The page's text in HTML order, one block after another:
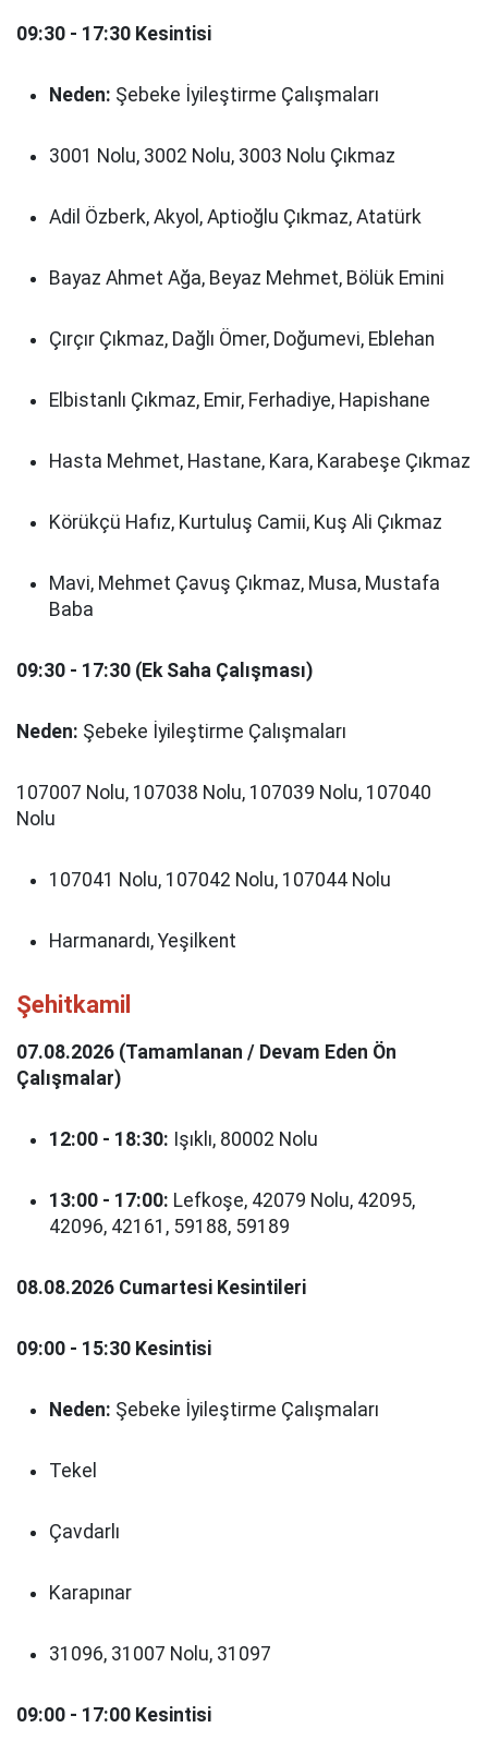
09:30 - 17:30 Kesintisi
Neden: Şebeke İyileştirme Çalışmaları
3001 Nolu, 3002 Nolu, 3003 Nolu Çıkmaz
Adil Özberk, Akyol, Aptioğlu Çıkmaz, Atatürk
Bayaz Ahmet Ağa, Beyaz Mehmet, Bölük Emini
Çırçır Çıkmaz, Dağlı Ömer, Doğumevi, Eblehan
Elbistanlı Çıkmaz, Emir, Ferhadiye, Hapishane
Hasta Mehmet, Hastane, Kara, Karabeşe Çıkmaz
Körükçü Hafız, Kurtuluş Camii, Kuş Ali Çıkmaz
Mavi, Mehmet Çavuş Çıkmaz, Musa, Mustafa
Baba
09:30 - 17:30 (Ek Saha Çalışması)
Neden: Şebeke İyileştirme Çalışmaları
107007 Nolu, 107038 Nolu, 107039 Nolu, 107040
Nolu
107041 Nolu, 107042 Nolu, 107044 Nolu
Harmanardı, Yeşilkent
Şehitkamil
07.08.2026 (Tamamlanan / Devam Eden Ön
Çalışmalar)
12:00 - 18:30: Işıklı, 80002 Nolu
13:00 - 17:00: Lefkoşe, 42079 Nolu, 42095,
42096, 42161, 59188, 59189
08.08.2026 Cumartesi Kesintileri
09:00 - 15:30 Kesintisi
Neden: Şebeke İyileştirme Çalışmaları
Tekel
Çavdarlı
Karapınar
31096, 31007 Nolu, 31097
09:00 - 17:00 Kesintisi